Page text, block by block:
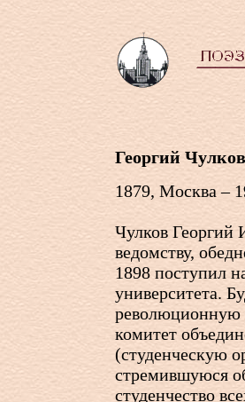
Георгий Чулков
1879, Москва –
Чулков Георгий
ведомству,
1898 поступил
университета.
революционную
комитет
(студенческую
стремившуюся
студенчество